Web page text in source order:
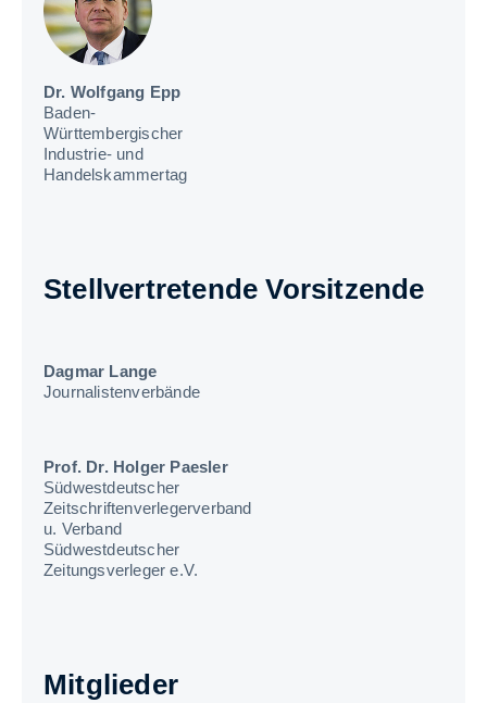
Dr. Wolfgang Epp
Baden-
Württembergischer
Industrie- und
Handelskammertag
Stellvertretende Vorsitzende
Dagmar Lange
Journalistenverbände
Prof. Dr. Holger Paesler
Südwestdeutscher
Zeitschriftenverlegerverband
u. Verband
Südwestdeutscher
Zeitungsverleger e.V.
Mitglieder